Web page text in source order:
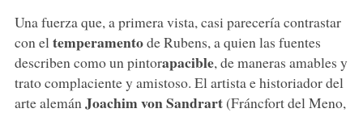
Una fuerza que, a primera vista, casi parecería contrastar
con el temperamentode Rubens, a quien las fuentes
describen como un pintorapacible, de maneras amables y
trato complaciente y amistoso. El artista e historiador del
arte alemán Joachim von Sandrart(Fráncfort del Meno,